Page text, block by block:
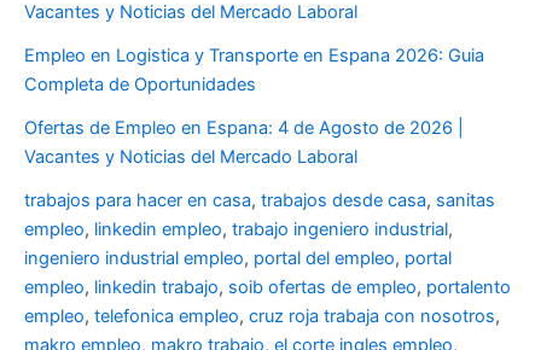
Vacantes y Noticias del Mercado Laboral
Empleo en Logistica y Transporte en Espana 2026: Guia
Completa de Oportunidades
Ofertas de Empleo en Espana: 4 de Agosto de 2026 |
Vacantes y Noticias del Mercado Laboral
trabajos para hacer en casa, trabajos desde casa, sanitas
empleo, linkedin empleo, trabajo ingeniero industrial,
ingeniero industrial empleo, portal del empleo, portal
empleo, linkedin trabajo, soib ofertas de empleo, portalento
empleo, telefonica empleo, cruz roja trabaja con nosotros,
makro empleo, makro trabajo, el corte ingles empleo,